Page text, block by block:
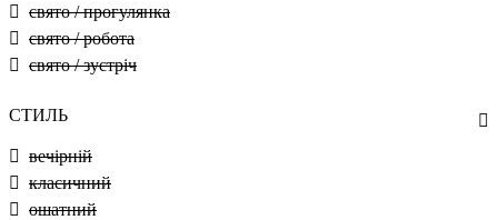
свято / прогулянка
свято / робота
свято / зустріч
СТИЛЬ
вечірній
класичний
ошатний